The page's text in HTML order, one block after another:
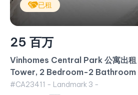
已租
25 百万
Vinhomes Central Park 公寓出
Tower, 2 Bedroom-2
#CA23411 - Landmark 3 -